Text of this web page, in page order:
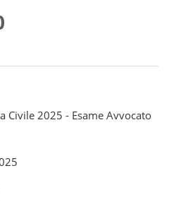
Civile 2025 - Esame Avvocato